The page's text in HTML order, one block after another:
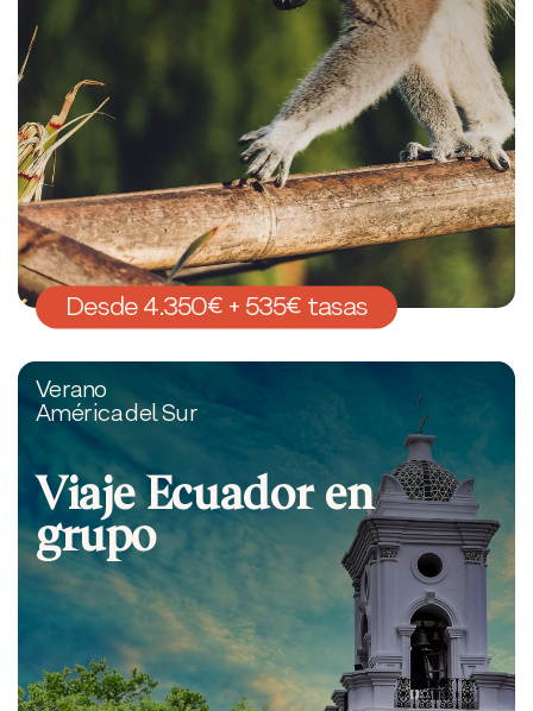
Desde 4.350€ + 535€ tasas
Verano
América del Sur
Viaje Ecuador en
grupo